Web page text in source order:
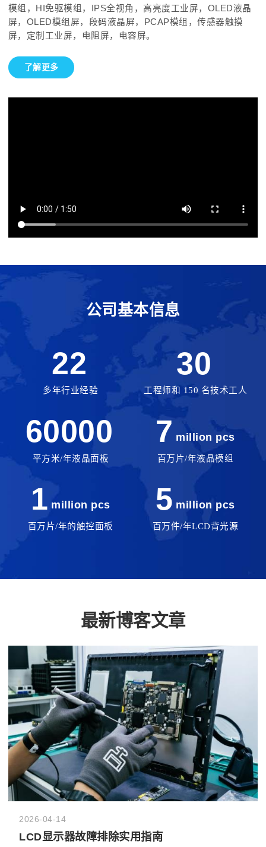
模组，HI免驱模组，IPS全视角，高亮度工业屏，OLED液晶
屏，OLED模组屏，段码液晶屏，PCAP模组，传感器触摸
屏，定制工业屏，电阻屏，电容屏。
了解更多
公司基本信息
22
多年行业经验
30
工程师和 150 名技术工人
60000
平方米/年液晶面板
7 million pcs
百万片/年液晶模组
1 million pcs
百万片/年的触控面板
5 million pcs
百万件/年LCD背光源
最新博客文章
2026-04-14
LCD显示器故障排除实用指南